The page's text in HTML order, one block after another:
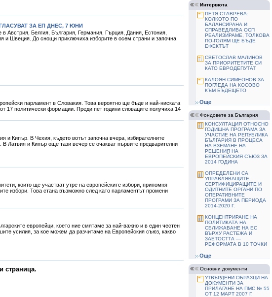
ЗА ЕП ДНЕС, 7 ЮНИ
Австрия, Белгия, България, Германия, Гърция, Дания, Естония,
Швеция. До снощи приключиха изборите в осем страни и започна
парламент в Словакия. Това вероятно ще бъде и най-ниската
17 политически формации. Преди пет години словаците получиха 14
и Кипър. В Чехия, където вотът започна вчера, избирателните
Латвия и Кипър още тази вечер се очакват първите предварителни
които ще участват утре на европейските избори, припомня
избори. Това стана възможно след като парламентът промени
европейци, което ние смятаме за най-важно и в един честен
усилия, за кое можем да разчитаме на Европейския съюз, какво
страница.
Интервюта
ПЕТЯ СТАВРЕВА:
КОЛКОТО ПО
БАЛАНСИРАНА И
СПРАВЕДЛИВА ОСП
РЕАЛИЗИРАМЕ, ТОЛКОВА
ПО-ГОЛЯМ ЩЕ БЪДЕ
ЕФЕКТЪТ
СВЕТОСЛАВ МАЛИНОВ
ЗА ПРИОРИТЕТИТЕ СИ
КАТО ЕВРОДЕПУТАТ
КАЛОЯН СИМЕОНОВ ЗА
ПОГЛЕДА НА КОСОВО
КЪМ БЪДЕЩЕТО
Още
Фондовете за България
КОНСУЛТАЦИЯ ОТНОСНО
ГОДИШНА ПРОГРАМА ЗА
УЧАСТИЕ НА РЕПУБЛИКА
БЪЛГАРИЯ В ПРОЦЕСА
НА ВЗЕМАНЕ НА
РЕШЕНИЯ НА
ЕВРОПЕЙСКИЯ СЪЮЗ ЗА
2014 ГОДИНА
ОПРЕДЕЛЕНИ СА
УПРАВЛЯВАЩИТЕ,
СЕРТИФИЦИРАЩИТЕ И
ОДИТНИТЕ ОРГАНИ ПО
ОПЕРАТИВНИТЕ
ПРОГРАМИ ЗА ПЕРИОДА
2014-2020 Г.
КОНЦЕНТРИРАНЕ НА
ПОЛИТИКАТА НА
СБЛИЖАВАНЕ НА ЕС
ВЪРХУ РАСТЕЖА И
ЗАЕТОСТТА —
РЕФОРМАТА В 10 ТОЧКИ
Още
Основни документи
УТВЪРДЕНИ ОБРАЗЦИ НА
ДОКУМЕНТИ ЗА
ПРИЛАГАНЕ НА ПМС № 55
ОТ 12 МАРТ 2007 Г.